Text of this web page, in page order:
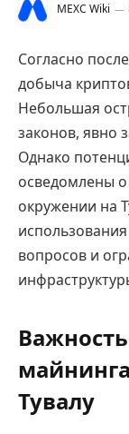
MEXC Wiki
Согласно
добыча
Небольшая
законов, явно
Однако
осведомлены
окружении на
вопросов и
Тувалу